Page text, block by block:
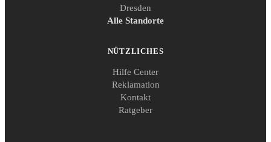
Dresden
Alle Standorte
NÜTZLICHES
Hilfe Center
Reklamation
Kontakt
Ratgeber